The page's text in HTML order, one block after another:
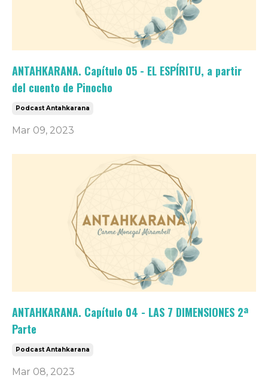
ANTAHKARANA. Capítulo 05 - EL ESPÍRITU, a partir
del cuento de Pinocho
Podcast Antahkarana
Mar 09, 2023
ANTAHKARANA. Capítulo 04 - LAS 7 DIMENSIONES 2ª
Parte
Podcast Antahkarana
Mar 08, 2023